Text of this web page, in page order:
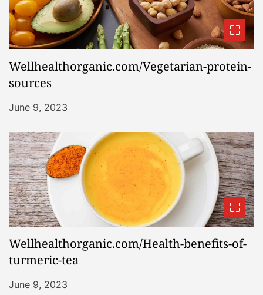
Wellhealthorganic.com/Vegetarian-protein-
sources
June 9, 2023
Wellhealthorganic.com/Health-benefits-of-
turmeric-tea
June 9, 2023